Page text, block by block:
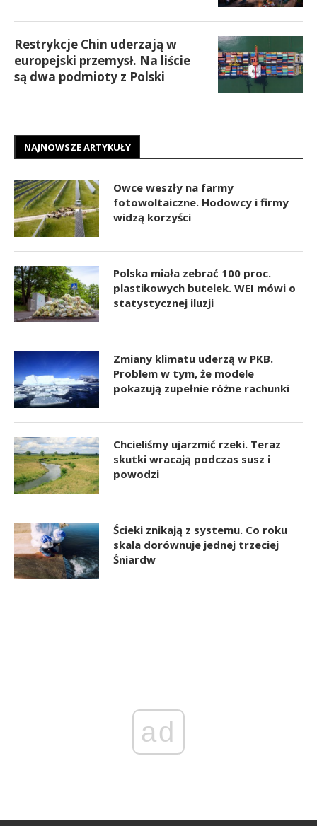
Restrykcje Chin uderzają w
europejski przemysł. Na liście
są dwa podmioty z Polski
NAJNOWSZE ARTYKUŁY
Owce weszły na farmy
fotowoltaiczne. Hodowcy i firmy
widzą korzyści
Polska miała zebrać 100 proc.
plastikowych butelek. WEI mówi o
statystycznej iluzji
Zmiany klimatu uderzą w PKB.
Problem w tym, że modele
pokazują zupełnie różne rachunki
Chcieliśmy ujarzmić rzeki. Teraz
skutki wracają podczas susz i
powodzi
Ścieki znikają z systemu. Co roku
skala dorównuje jednej trzeciej
Śniardw
ad